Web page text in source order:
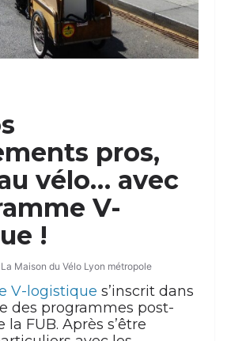
pros,
vélo… avec
V-
!
La Maison du Vélo Lyon métropole
V-logistique s’inscrit dans
des programmes post-
FUB. Après s’être